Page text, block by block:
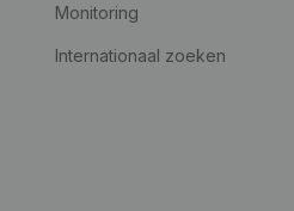
Monitoring
Internationaal zoeken